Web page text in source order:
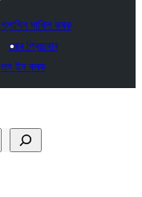
প্লাগিন দাখিল কৰক
মোৰ প্ৰিয়বোৰ
লগ ইন কৰক